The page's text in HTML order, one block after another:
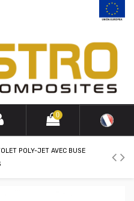
0
POLY-JET AVEC BUSE